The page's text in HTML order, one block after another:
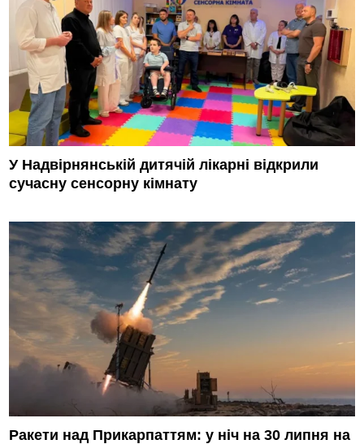
У Надвірнянській дитячій лікарні відкрили
сучасну сенсорну кімнату
Ракети над Прикарпаттям: у ніч на 30 липня на